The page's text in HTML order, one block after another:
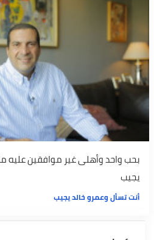
بحب واحد وأهلى غير موافقين عليه
يجيب
أنت تسأل وعمرو خالد يجيب